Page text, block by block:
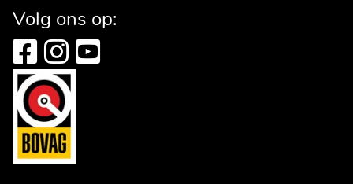
Volg ons op: